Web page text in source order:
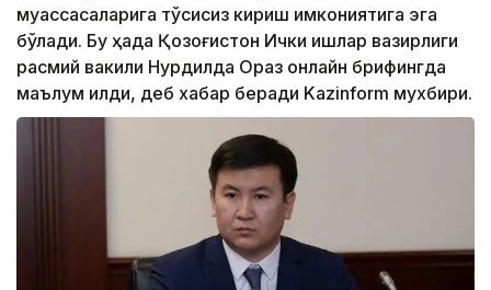
муассасаларига тўсиқсиз кириш имкониятига эга
бўлади. Бу ҳақда Қозоғистон Ички ишлар вазирлиги
расмий вакили Нурдилда Ораз онлайн брифингда
маълум қилди, деб хабар беради Kazinform мухбири.